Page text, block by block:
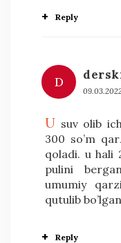
Reply
D
u suv olib
300 so’m
qoladi. u hali
pulini
umumiy
qutulib bo’lgan
Reply